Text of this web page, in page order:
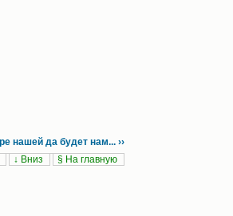
нашей да будет нам... ››
↓ Вниз § На главную